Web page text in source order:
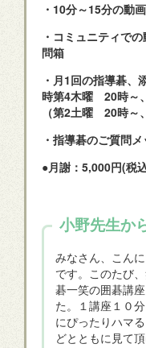
・10分～15分の動
・コミュニティで
問箱
・月1回の指導碁
時第4木曜 20時～
（第2土曜 20時～
・指導碁のご質問
●月謝：5,000円(税
小野先生か
みなさん、こん
です。このたび
碁一笑の囲碁講
た。１講座１０
にぴったりハマ
どとともに見て